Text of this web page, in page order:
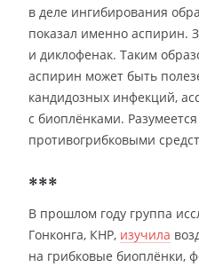
в деле ингибирования
показал именно аспирин.
и диклофенак. Таким
аспирин может быть
кандидозных инфекций,
с биоплёнками.
противогрибковыми
***
В прошлом году группа
Гонконга, КНР, изучила
на грибковые биоплёнки,